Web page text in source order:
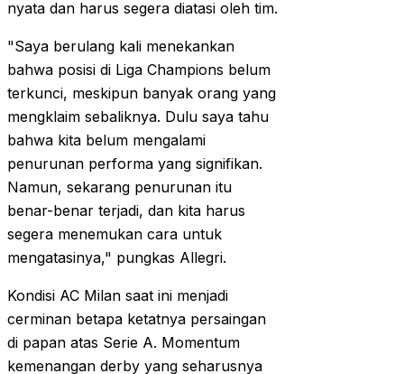
nyata dan harus segera diatasi oleh tim.
"Saya berulang kali menekankan
bahwa posisi di Liga Champions belum
terkunci, meskipun banyak orang yang
mengklaim sebaliknya. Dulu saya tahu
bahwa kita belum mengalami
penurunan performa yang signifikan.
Namun, sekarang penurunan itu
benar-benar terjadi, dan kita harus
segera menemukan cara untuk
mengatasinya," pungkas Allegri.
Kondisi AC Milan saat ini menjadi
cerminan betapa ketatnya persaingan
di papan atas Serie A. Momentum
kemenangan derby yang seharusnya